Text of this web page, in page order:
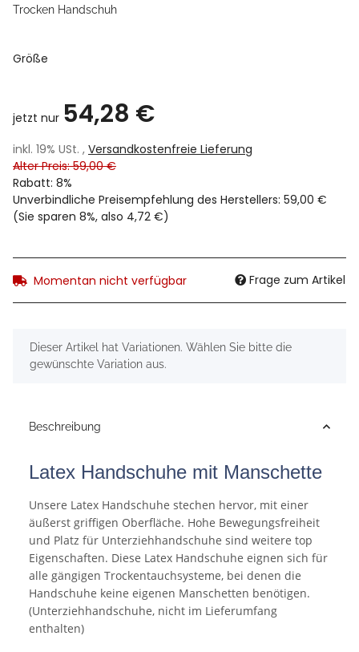
Trocken Handschuh
Größe
jetzt nur 54,28 €
inkl. 19% USt. , Versandkostenfreie Lieferung
Alter Preis: 59,00 €
Rabatt: 8%
Unverbindliche Preisempfehlung des Herstellers: 59,00 €
(Sie sparen 8%, also 4,72 €)
Momentan nicht verfügbar Frage zum Artikel
xDieser Artikel hat Variationen. Wählen Sie bitte die
gewünschte Variation aus.
Beschreibung
Latex Handschuhe mit Manschette
Unsere Latex Handschuhe stechen hervor, mit einer
äußerst griffigen Oberfläche. Hohe Bewegungsfreiheit
und Platz für Unterziehhandschuhe sind weitere top
Eigenschaften. Diese Latex Handschuhe eignen sich für
alle gängigen Trockentauchsysteme, bei denen die
Handschuhe keine eigenen Manschetten benötigen.
(Unterziehhandschuhe, nicht im Lieferumfang
enthalten)